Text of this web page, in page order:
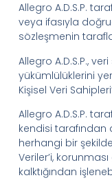
Allegro A.D.S.P.
veya ifasıyla
sözleşmenin
Allegro A.D.S.P.,
yükümlülüklerini
Kişisel Veri
Allegro A.D.S.P.
kendisi tarafından
herhangi bir
Veriler’i,
kalktığından